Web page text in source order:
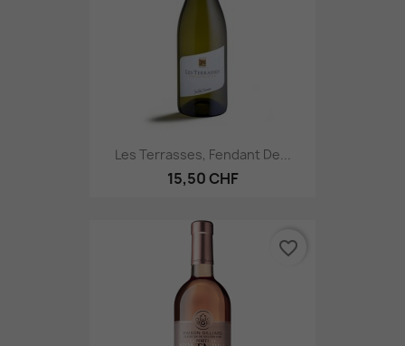
Les Terrasses, Fendant De...
15,50 CHF
favorite_border